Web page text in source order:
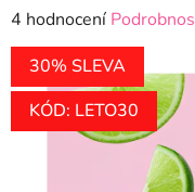
Průměrné
hodnocení
produktu
3,0
4 hodnocení
30% SLEVA
KÓD: LETO30